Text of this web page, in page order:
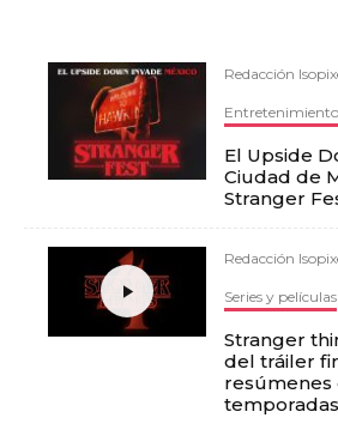
Redacción
Entretenimiento
El Upside
Ciudad de
Stranger
Redacción
Series y películas
Stranger
del tráiler
resúmenes
temporadas